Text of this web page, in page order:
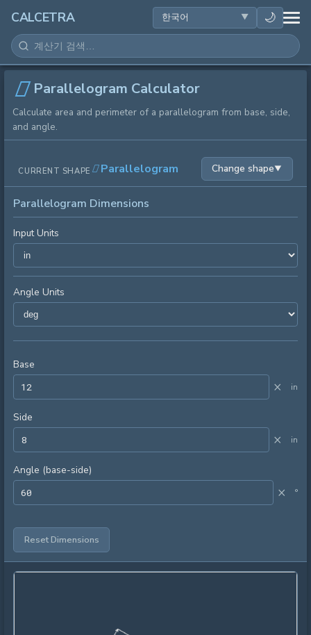
CALCETRA 🌙
수학
변환
과학
기타 도구
Parallelogram Calculator
Calculate area and perimeter of a parallelogram from base, side,
and angle.
CURRENT SHAPE Parallelogram Change shape▼
Parallelogram Dimensions
Input Units
Angle Units
Base
× in
Side
× in
Angle (base-side)
× °
Reset Dimensions